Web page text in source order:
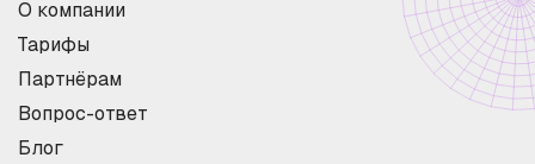
О компании
Тарифы
Партнёрам
Вопрос-ответ
Блог